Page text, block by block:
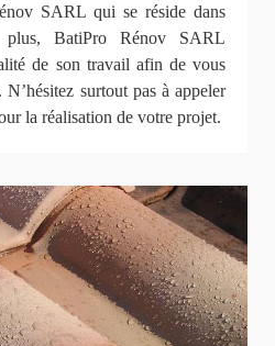
SARL qui se réside dans
plus, BatiPro Rénov SARL
de son travail afin de vous
N’hésitez surtout pas à appeler
la réalisation de votre projet.